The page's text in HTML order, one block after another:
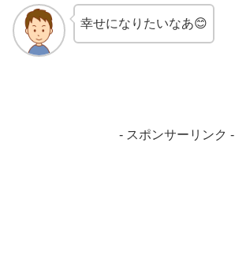
幸せになりたいなあ😊
- スポンサーリンク -